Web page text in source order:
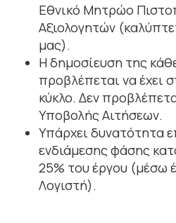
Εθνικό Μητρώο
Αξιολογητών
μας).
Η δημοσίευση της
προβλέπεται να έχει
κύκλο. Δεν
Υποβολής Αιτήσεων.
Υπάρχει δυνατότητα
ενδιάμεσης φάσης
25% του έργου (μέσω
Λογιστή).